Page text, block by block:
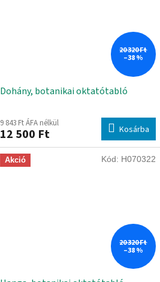
20 320 Ft
–38 %
Dohány, botanikai oktatótabló
9 843 Ft ÁFA nélkül
12 500 Ft Kosárba
Akció
20 320 Ft
–38 %
Kód: H070322